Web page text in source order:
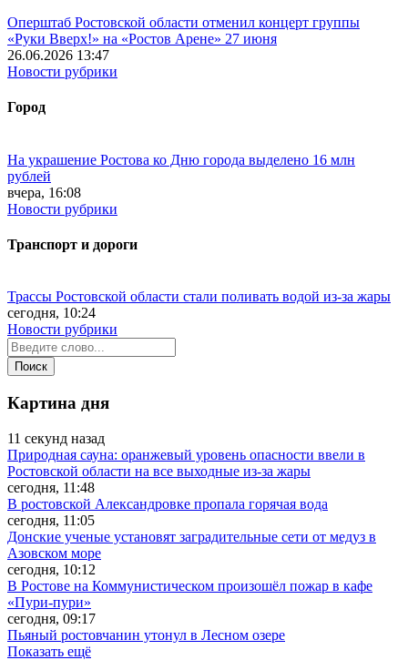
Оперштаб Ростовской области отменил концерт группы
«Руки Вверх!» на «Ростов Арене» 27 июня
26.06.2026 13:47
Новости рубрики
Город
На украшение Ростова ко Дню города выделено 16 млн
рублей
вчера, 16:08
Новости рубрики
Транспорт и дороги
Трассы Ростовской области стали поливать водой из-за жары
сегодня, 10:24
Новости рубрики
Картина дня
11 секунд назад
Природная сауна: оранжевый уровень опасности ввели в
Ростовской области на все выходные из-за жары
сегодня, 11:48
В ростовской Александровке пропала горячая вода
сегодня, 11:05
Донские ученые установят заградительные сети от медуз в
Азовском море
сегодня, 10:12
В Ростове на Коммунистическом произошёл пожар в кафе
«Пури-пури»
сегодня, 09:17
Пьяный ростовчанин утонул в Лесном озере
Показать ещё